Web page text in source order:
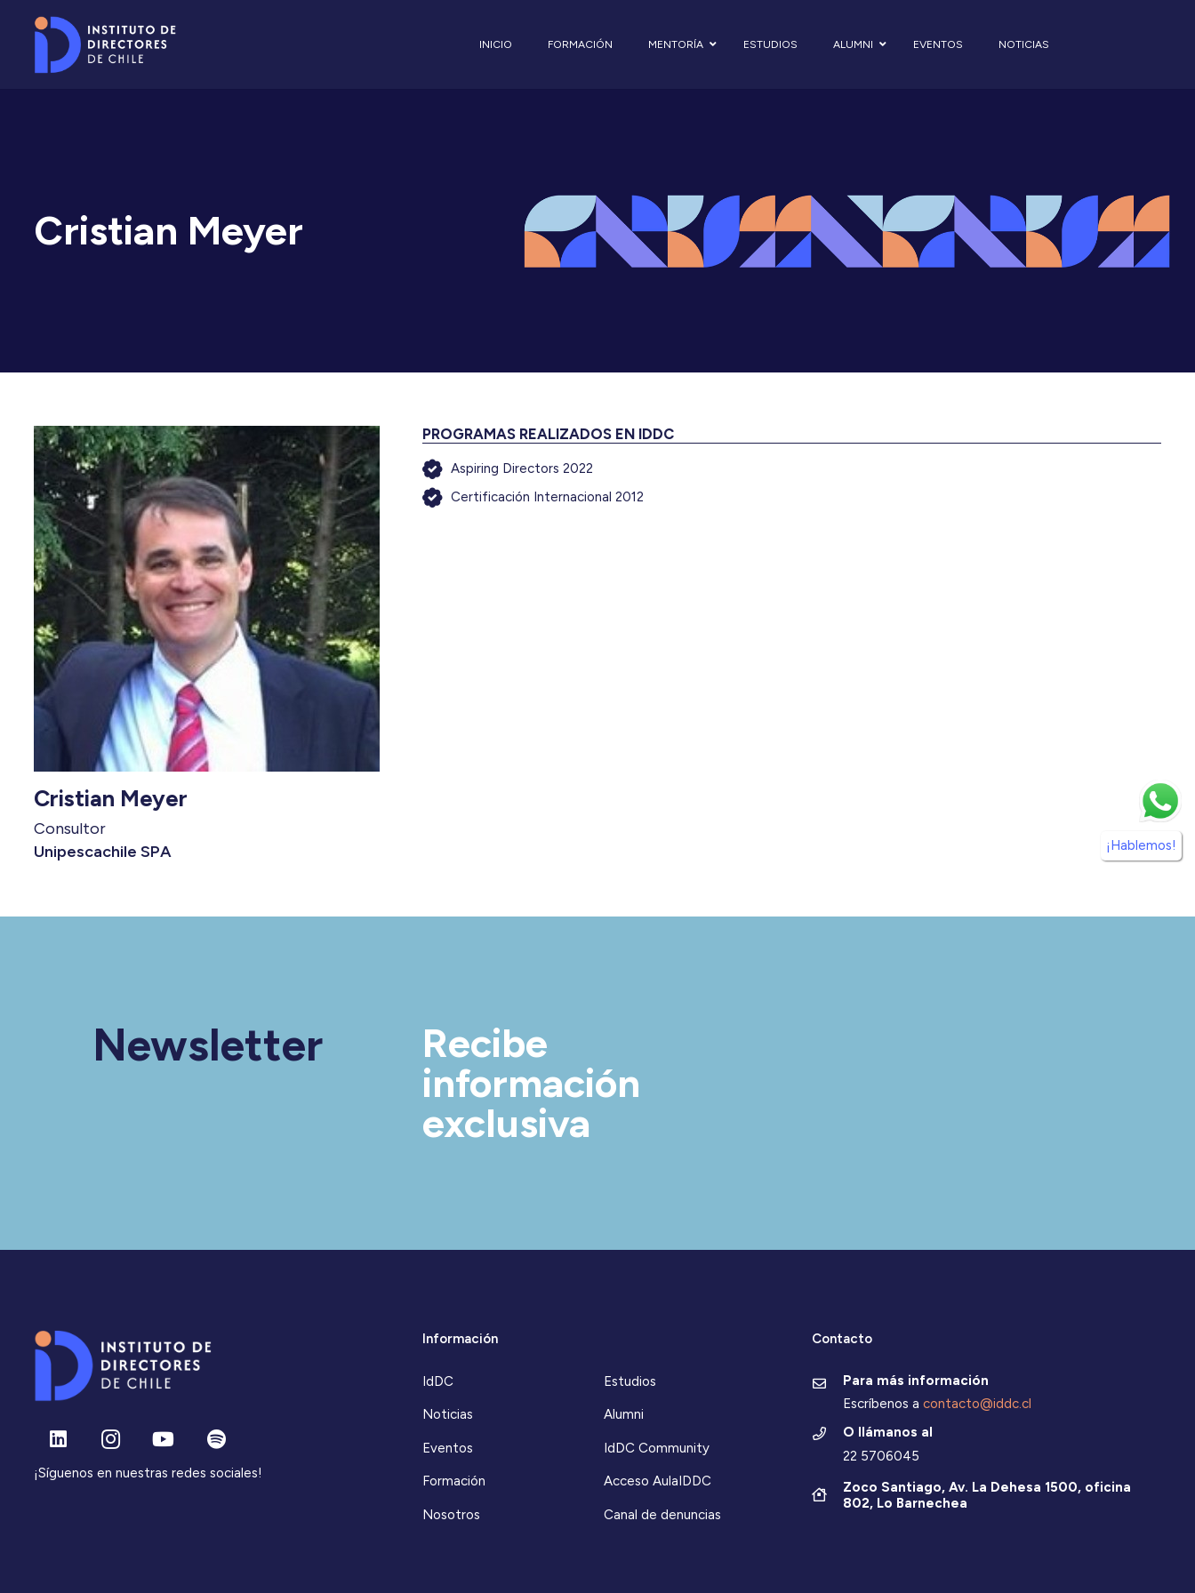
INICIO FORMACIÓN MENTORÍA ESTUDIOS ALUMNI EVENTOS NOTICIAS
Cristian Meyer
Cristian Meyer
Consultor
Unipescachile SPA
PROGRAMAS REALIZADOS EN IDDC
Aspiring Directors 2022
Certificación Internacional 2012
Newsletter
Recibe
información
exclusiva
¡Síguenos en nuestras redes sociales!
Información
IdDC
Noticias
Eventos
Formación
Nosotros
Estudios
Alumni
IdDC Community
Acceso AulaIDDC
Canal de denuncias
Contacto
Para más información
Escríbenos a contacto@iddc.cl
O llámanos al
22 5706045
Zoco Santiago, Av. La Dehesa 1500, oficina
802, Lo Barnechea
¡Hablemos!